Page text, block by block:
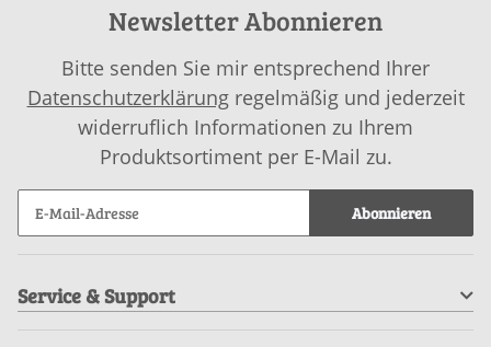
Newsletter Abonnieren
Bitte senden Sie mir entsprechend Ihrer
Datenschutzerklärungregelmäßig und jederzeit
widerruflich Informationen zu Ihrem
Produktsortiment per E-Mail zu.
Abonnieren
Service & Support